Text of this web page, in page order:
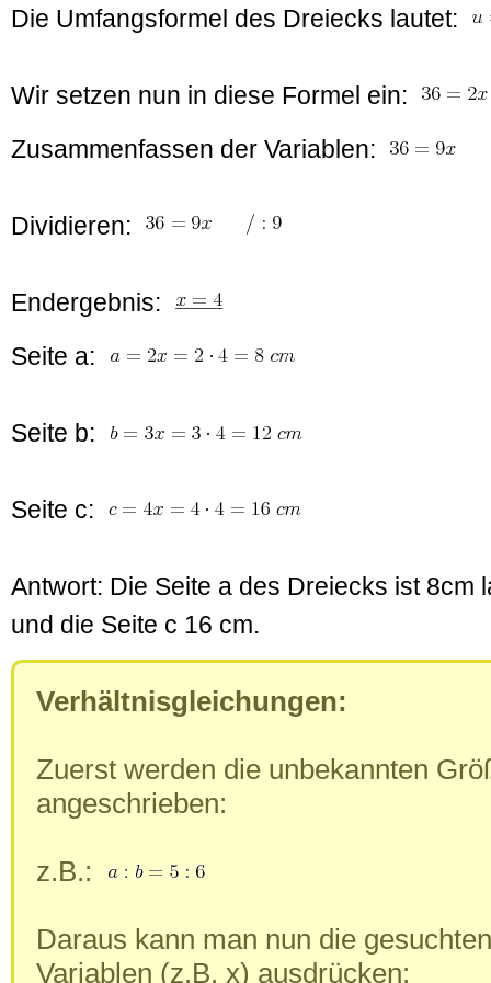
Die Umfangsformel des Dreiecks lautet:
Wir setzen nun in diese Formel ein:
Zusammenfassen der Variablen:
Dividieren:
Endergebnis:
Seite a:
Seite b:
Seite c:
Antwort: Die Seite a des Dreiecks ist 8cm
und die Seite c 16 cm.
Verhältnisgleichungen:
Zuerst werden die unbekannten
angeschrieben:
z.B.:
Daraus kann man nun die
Variablen (z.B. x) ausdrücken: